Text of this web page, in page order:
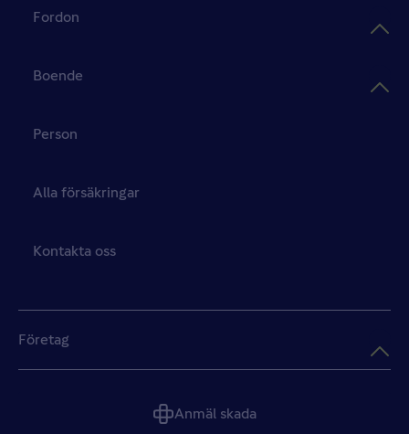
Fordon
Boende
Person
Alla försäkringar
Kontakta oss
Företag
Anmäl skada